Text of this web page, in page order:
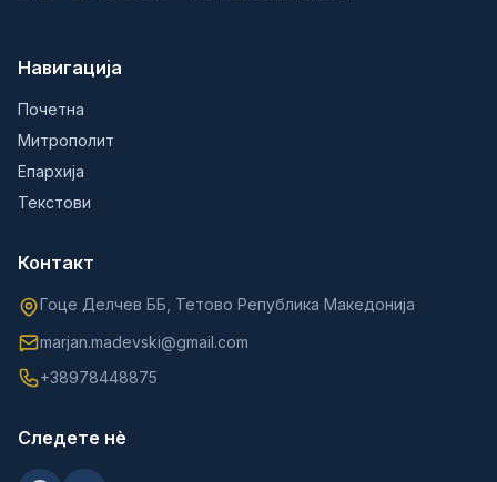
Навигација
Почетна
Митрополит
Епархија
Текстови
Контакт
Гоце Делчев ББ, Тетово Република Македонија
marjan.madevski@gmail.com
+38978448875
Следете нè